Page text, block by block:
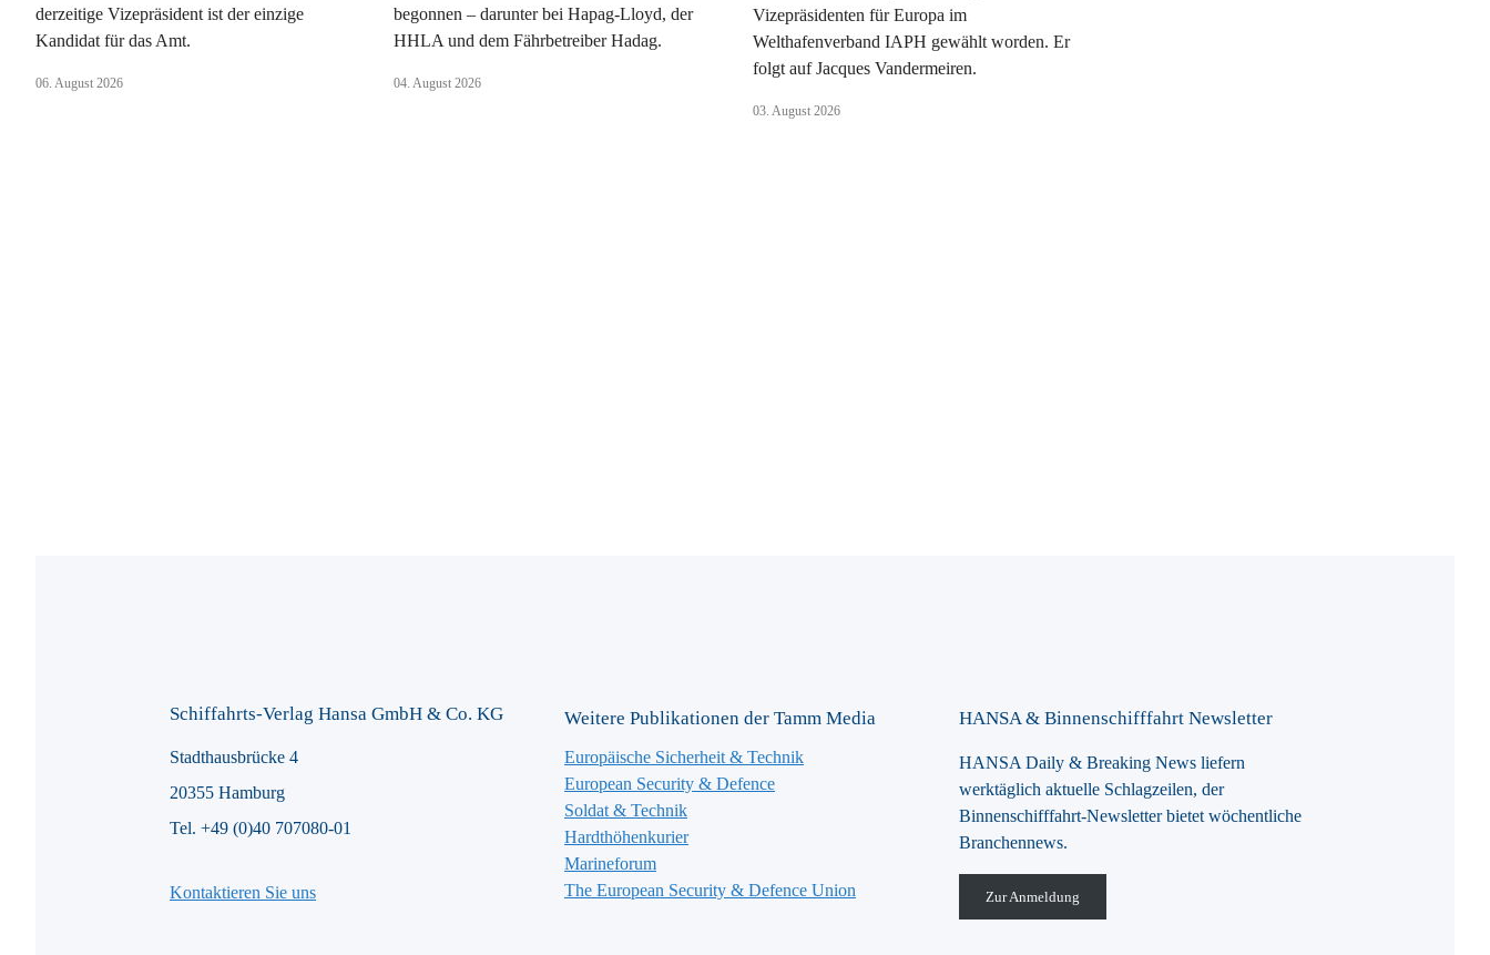
derzeitige Vizepräsident ist der einzige
Kandidat für das Amt.
06. August 2026
begonnen – darunter bei Hapag-Lloyd, der
HHLA und dem Fährbetreiber Hadag.
04. August 2026
Vizepräsidenten für Europa im
Welthafenverband IAPH gewählt worden. Er
folgt auf Jacques Vandermeiren.
03. August 2026
Schiffahrts-Verlag Hansa GmbH & Co. KG
Stadthausbrücke 4
20355 Hamburg
Tel. +49 (0)40 707080-01
Kontaktieren Sie uns
Weitere Publikationen der Tamm Media
Europäische Sicherheit & Technik
European Security & Defence
Soldat & Technik
Hardthöhenkurier
Marineforum
The European Security & Defence Union
HANSA & Binnenschifffahrt Newsletter
HANSA Daily & Breaking News liefern
werktäglich aktuelle Schlagzeilen, der
Binnenschifffahrt-Newsletter bietet wöchentliche
Branchennews.
Zur Anmeldung